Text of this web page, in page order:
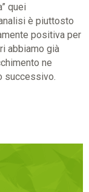
quei
è piuttosto
positiva per
abbiamo già
ne
successivo.